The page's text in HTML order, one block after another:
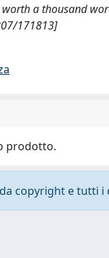
a thousand
171813]
prodotto.
copyright e tutti